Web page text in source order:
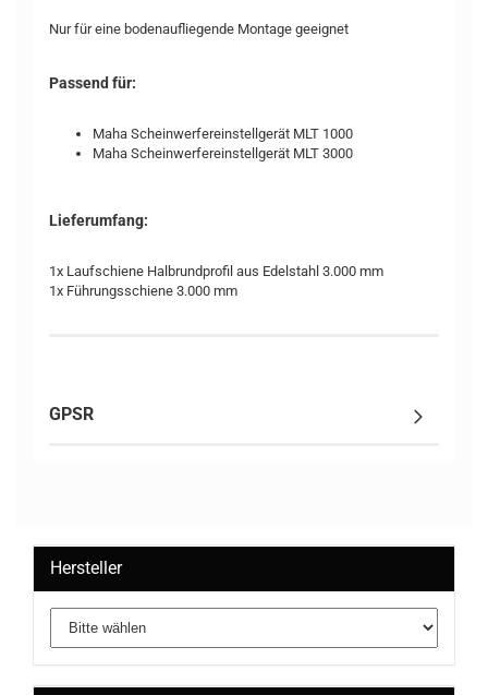
Nur für eine bodenaufliegende Montage geeignet
Passend für:
Maha Scheinwerfereinstellgerät MLT 1000
Maha Scheinwerfereinstellgerät MLT 3000
Lieferumfang:
1x Laufschiene Halbrundprofil aus Edelstahl 3.000 mm
1x Führungsschiene 3.000 mm
GPSR
Hersteller